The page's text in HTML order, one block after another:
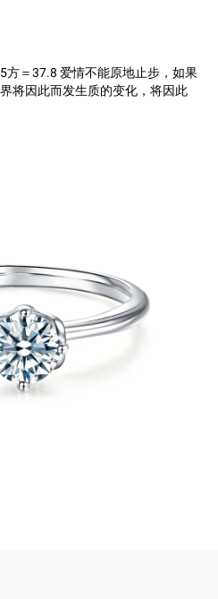
方＝37.8 爱情不能原地止步，如果
将因此而发生质的变化，将因此